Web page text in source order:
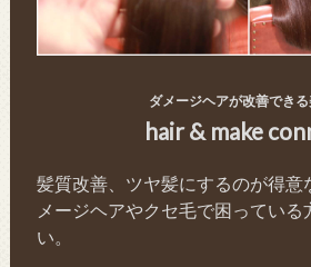
ダメージヘアが改善でき
hair & make
髪質改善、ツヤ髪にするのが得意
メージヘアやクセ毛で困っている
い。